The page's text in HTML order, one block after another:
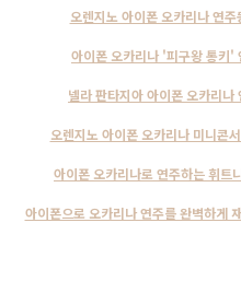
오렌지노 아이폰 오카리나 연주
아이폰 오카리나 '피구왕 통키'
넬라 판타지아 아이폰 오카리나
오렌지노 아이폰 오카리나 미니콘
아이폰 오카리나로 연주하는 휘트
아이폰으로 오카리나 연주를 완벽하게